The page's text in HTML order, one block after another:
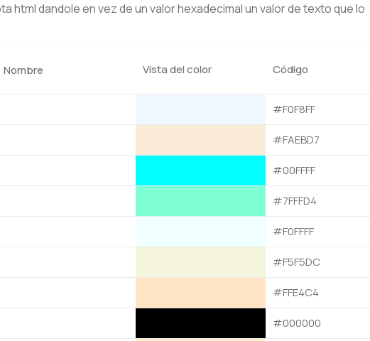
html dandole en vez de un valor hexadecimal un valor de texto que lo
Nombre Vista del color Código
#F0F8FF
#FAEBD7
#00FFFF
#7FFFD4
#F0FFFF
#F5F5DC
#FFE4C4
#000000